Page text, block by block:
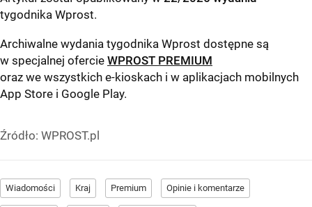
tygodnika Wprost.
Archiwalne wydania tygodnika Wprost dostępne są
w specjalnej ofercie WPROST PREMIUM
oraz we wszystkich e-kioskach i w aplikacjach mobilnych
App Store i Google Play.
Źródło: WPROST.pl
Wiadomości Kraj Premium Opinie i komentarze